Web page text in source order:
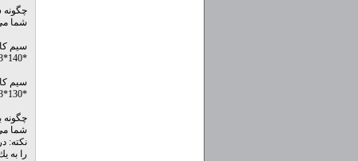
چگونه
شما
سیم
*140*3*1*4#
سیم
*130*3*1*4#
چگونه
شما مي توانيد با شماره ۷۱۰
نكته:
را به